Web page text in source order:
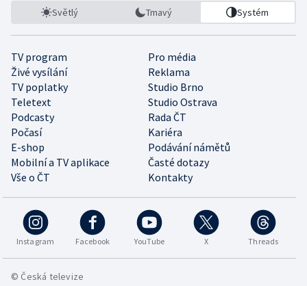
Světlý Tmavý Systém
TV program
Pro média
Živé vysílání
Reklama
TV poplatky
Studio Brno
Teletext
Studio Ostrava
Podcasty
Rada ČT
Počasí
Kariéra
E-shop
Podávání námětů
Mobilní a TV aplikace
Časté dotazy
Vše o ČT
Kontakty
Instagram Facebook YouTube X Threads
© Česká televize